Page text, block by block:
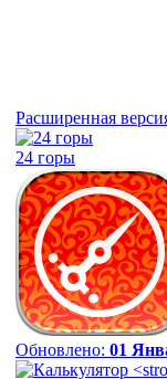
Расширенная
24 горы
Обновлено: 01